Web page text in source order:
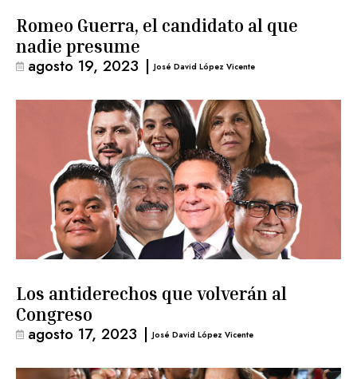
Romeo Guerra, el candidato al que
nadie presume
agosto 19, 2023 | José David López Vicente
Los antiderechos que volverán al
Congreso
agosto 17, 2023 | José David López Vicente